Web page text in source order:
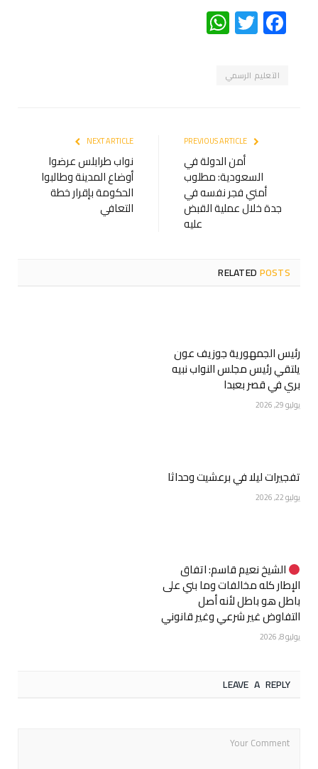
Facebook
Twitter
WhatsApp
التعليم الرسمي
أمن الدولة في
السعودية: مطلوب
أمني فجر نفسه في
جدة خلال عملية القبض
عليه
NEXT ARTICLE
نواب طرابلس عرضوا
أوضاع المدينة وطالبوا
الحكومة بإقرار خطة
التعافي
RELATEDPOSTS
رئيس الجمهورية جوزيف عون
يلتقي رئيس مجلس النواب نبيه
بري في قصر بعبدا
يوليو 29, 2026
تفجيرات ليلا في برعشيت وحداثا
يوليو 22, 2026
الشيخ نعيم قاسم: اتفاق
الإطار كله مخالفات وما بني على
باطل هو باطل لأنه أصل
التفاوض غير شرعي وغير قانوني
يوليو 8, 2026
LEAVE A REPLY